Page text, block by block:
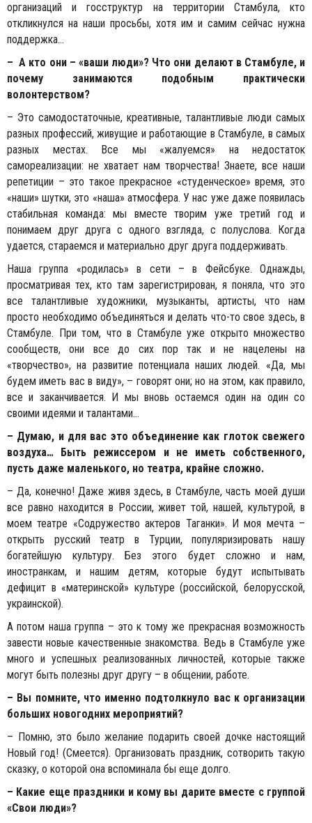
организаций и госструктур на территории Стамбула, кто
откликнулся на наши просьбы, хотя им и самим сейчас нужна
поддержка…
– А кто они – «ваши люди»? Что они делают в Стамбуле, и
почему занимаются подобным практически
волонтерством?
– Это самодостаточные, креативные, талантливые люди самых
разных профессий, живущие и работающие в Стамбуле, в самых
разных местах. Все мы «жалуемся» на недостаток
самореализации: не хватает нам творчества! Знаете, все наши
репетиции – это такое прекрасное «студенческое» время, это
«наши» шутки, это «наша» атмосфера. У нас уже даже появилась
стабильная команда: мы вместе творим уже третий год и
понимаем друг друга с одного взгляда, с полуслова. Когда
удается, стараемся и материально друг друга поддерживать.
Наша группа «родилась» в сети – в Фейсбуке. Однажды,
просматривая тех, кто там зарегистрирован, я поняла, что это
все талантливые художники, музыканты, артисты, что нам
просто необходимо объединяться и делать что-то свое здесь, в
Стамбуле. При том, что в Стамбуле уже открыто множество
сообществ, они все до сих пор так и не нацелены на
«творчество», на развитие потенциала наших людей. «Да, мы
будем иметь вас в виду», – говорят они; но на этом, как правило,
все и заканчивается. И мы вновь остаемся один на один со
своими идеями и талантами…
– Думаю, и для вас это объединение как глоток свежего
воздуха… Быть режиссером и не иметь собственного,
пусть даже маленького, но театра, крайне сложно.
– Да, конечно! Даже живя здесь, в Стамбуле, часть моей души
все равно находится в России, живет той, нашей, культурой, в
моем театре «Содружество актеров Таганки». И моя мечта –
открыть русский театр в Турции, популяризировать нашу
богатейшую культуру. Без этого будет сложно и нам,
иностранкам, и нашим детям, которые будут испытывать
дефицит в «материнской» культуре (российской, белорусской,
украинской).
А потом наша группа – это к тому же прекрасная возможность
завести новые качественные знакомства. Ведь в Стамбуле уже
много и успешных реализованных личностей, которые также
могут быть полезны друг другу – в общении, работе.
– Вы помните, что именно подтолкнуло вас к организации
больших новогодних мероприятий?
– Помню, это было желание подарить своей дочке настоящий
Новый год! (Смеется). Организовать праздник, сотворить такую
сказку, о которой она вспоминала бы еще долго.
– Какие еще праздники и кому вы дарите вместе с группой
«Свои люди»?